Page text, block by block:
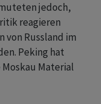
jedoch,
reagieren
von Russland im
Peking hat
Material